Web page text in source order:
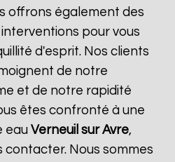
offrons également des
pour vous
d'esprit. Nos clients
de notre
et de notre rapidité
êtes confronté à une
eauVerneuil sur Avre,
contacter. Nous sommes